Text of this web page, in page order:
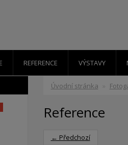
REFERENCE VÝSTAVY
Úvodní stránka
Reference
← Předchozí